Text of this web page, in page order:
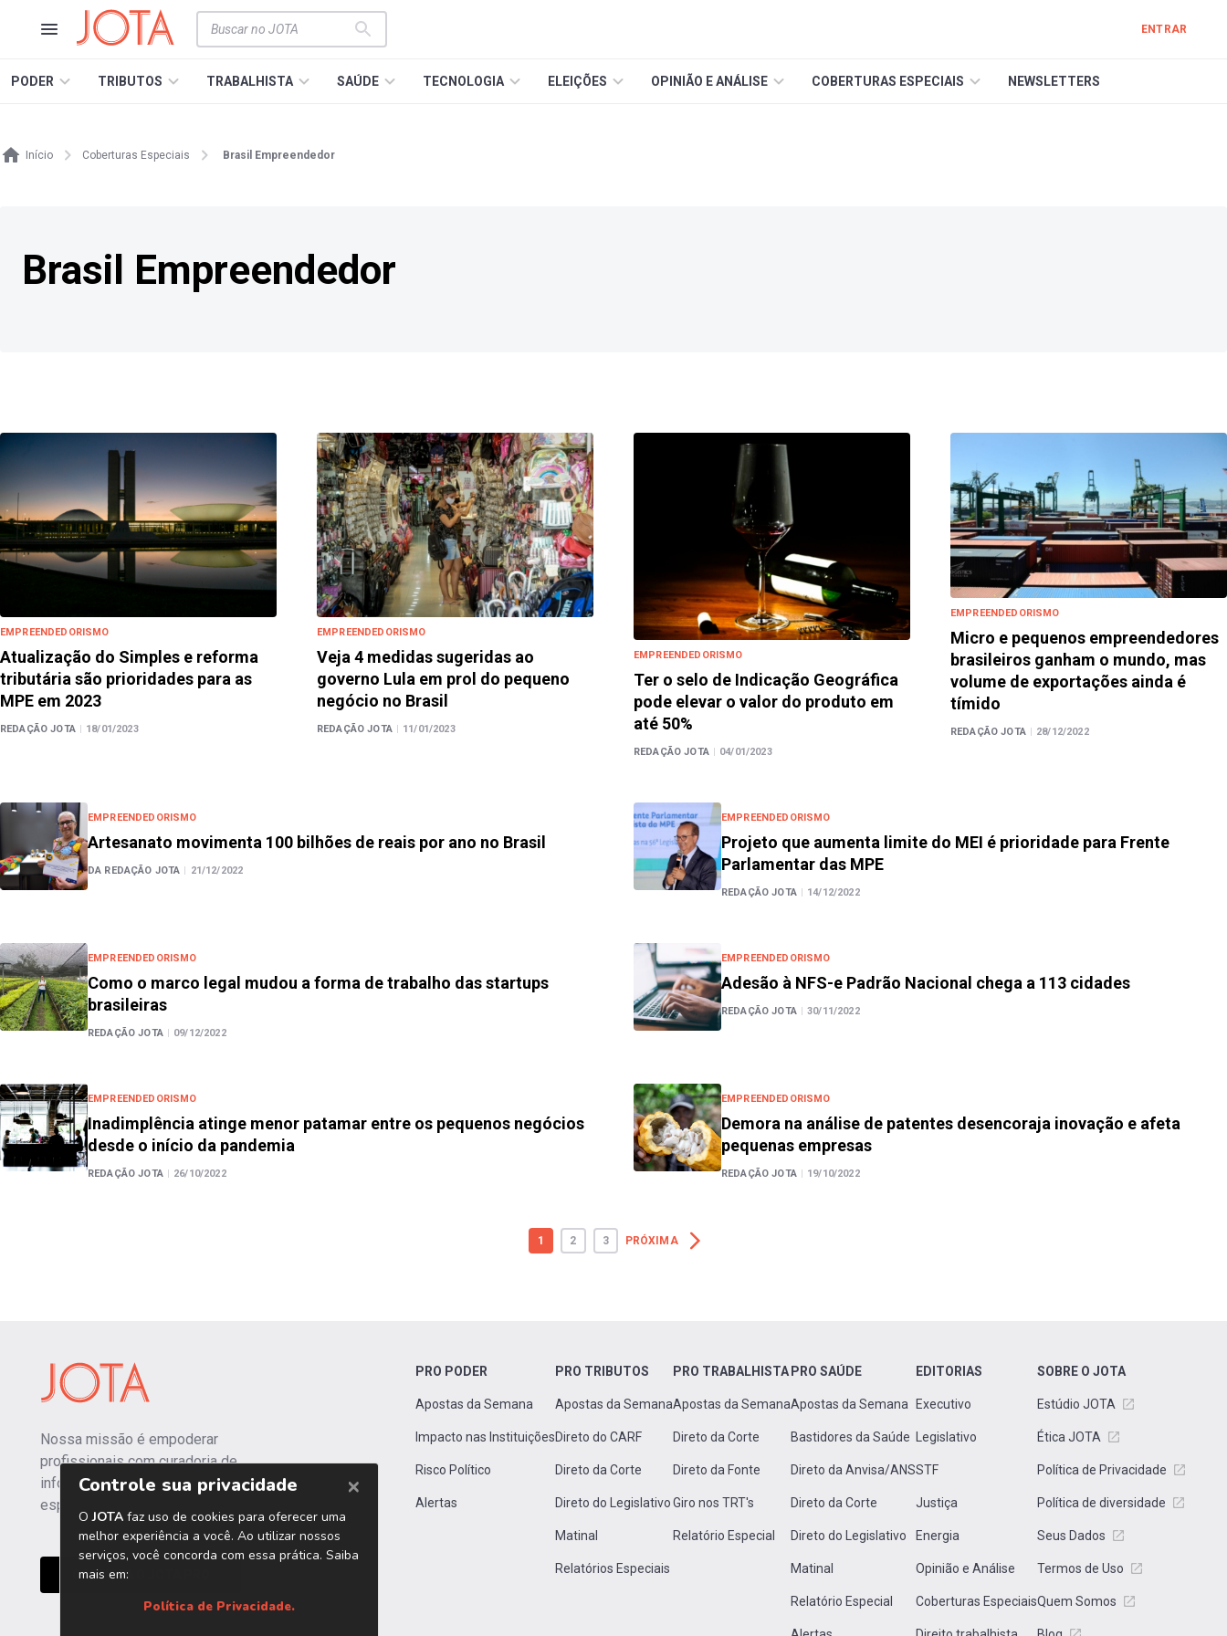
ENTRAR
PODER TRIBUTOS TRABALHISTA SAÚDE TECNOLOGIA ELEIÇÕES OPINIÃO E ANÁLISE COBERTURAS ESPECIAIS NEWSLETTERS
Início Coberturas Especiais Brasil Empreendedor
Brasil Empreendedor
EMPREENDEDORISMO
Atualização do Simples e reforma
tributária são prioridades para as
MPE em 2023
REDAÇÃO JOTA | 18/01/2023
EMPREENDEDORISMO
Veja 4 medidas sugeridas ao
governo Lula em prol do pequeno
negócio no Brasil
REDAÇÃO JOTA | 11/01/2023
EMPREENDEDORISMO
Ter o selo de Indicação Geográfica
pode elevar o valor do produto em
até 50%
REDAÇÃO JOTA 04/01/2023
EMPREENDEDORISMO
Micro e pequenos empreendedores
brasileiros ganham o mundo, mas
volume de exportações ainda é
tímido
REDAÇÃO JOTA | 28/12/2022
EMPREENDEDORISMO
Artesanato movimenta 100 bilhões de reais por ano no Brasil
DA REDAÇÃO JOTA 21/12/2022
EMPREENDEDORISMO
Projeto que aumenta limite do MEI é prioridade para Frente
Parlamentar das MPE
REDAÇÃO JOTA 14/12/2022
EMPREENDEDORISMO
Como o marco legal mudou a forma de trabalho das startups
brasileiras
REDAÇÃO JOTA 09/12/2022
EMPREENDEDORISMO
Adesão à NFS-e Padrão Nacional chega a 113 cidades
REDAÇÃO JOTA 30/11/2022
EMPREENDEDORISMO
Inadimplência atinge menor patamar entre os pequenos negócios
desde o início da pandemia
REDAÇÃO JOTA 26/10/2022
EMPREENDEDORISMO
Demora na análise de patentes desencoraja inovação e afeta
pequenas empresas
REDAÇÃO JOTA 19/10/2022
1 2 3 PRÓXIMA
Nossa missão é empoderar
profissionais com curadoria de
informações independentes e
especializadas.
CONHEÇA O JOTA PRO
PRO PODER
Apostas da Semana
Impacto nas Instituições
Risco Político
Alertas
PRO TRIBUTOS
Apostas da Semana
Direto do CARF
Direto da Corte
Direto do Legislativo
Matinal
Relatórios Especiais
PRO TRABALHISTA
Apostas da Semana
Direto da Corte
Direto da Fonte
Giro nos TRT's
Relatório Especial
PRO SAÚDE
Apostas da Semana
Bastidores da Saúde
Direto da Anvisa/ANS
Direto da Corte
Direto do Legislativo
Matinal
Relatório Especial
EDITORIAS
Executivo
Legislativo
STF
Justiça
Energia
Opinião e Análise
Coberturas Especiais
SOBRE O JOTA
Estúdio JOTA
Ética JOTA
Política de Privacidade
Política de diversidade
Seus Dados
Termos de Uso
Quem Somos